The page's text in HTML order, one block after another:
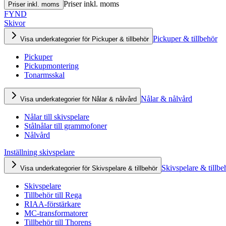
Priser inkl. moms Priser inkl. moms
FYND
Skivor
Visa underkategorier för Pickuper & tillbehör Pickuper & tillbehör
Pickuper
Pickupmontering
Tonarmsskal
Visa underkategorier för Nålar & nålvård Nålar & nålvård
Nålar till skivspelare
Stålnålar till grammofoner
Nålvård
Inställning skivspelare
Visa underkategorier för Skivspelare & tillbehör Skivspelare &
Skivspelare
Tillbehör till Rega
RIAA-förstärkare
MC-transformatorer
Tillbehör till Thorens